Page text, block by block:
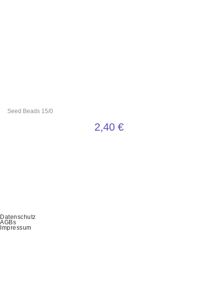
Seed Beads 15/0
2,40 €
Datenschutz
AGBs
Impressum